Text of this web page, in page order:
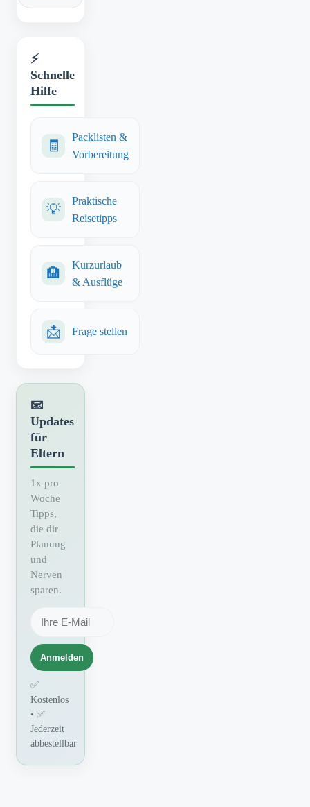
⚡
Schnelle
Hilfe
🧾
Packlisten &
Vorbereitung
💡
Praktische
Reisetipps
🏨
Kurzurlaub
& Ausflüge
📩 Frage stellen
📧
Updates
für
Eltern
1x pro
Woche
Tipps,
die dir
Planung
und
Nerven
sparen.
Anmelden
✅
Kostenlos
• ✅
Jederzeit
abbestellbar